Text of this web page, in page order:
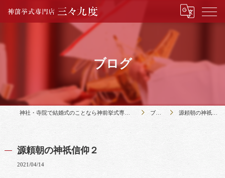
ブログ
神社・寺院で結婚式のことなら神前挙式専門店三々九度 ブログ 源頼朝の神祇信仰２
源頼朝の神祇信仰２
2021/04/14